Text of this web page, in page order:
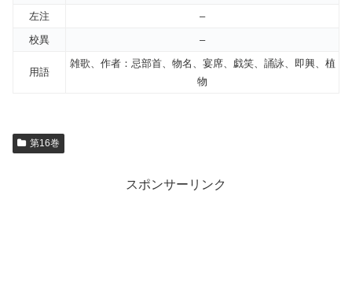
左注
–
校異
–
用語
雑歌、作者：忌部首、物名、宴席、戯笑、誦詠、即興、植
物
第16巻
スポンサーリンク